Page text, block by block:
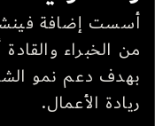
أسست إضافة
من الخبراء
بهدف دعم نمو
ريادة الأعمال.